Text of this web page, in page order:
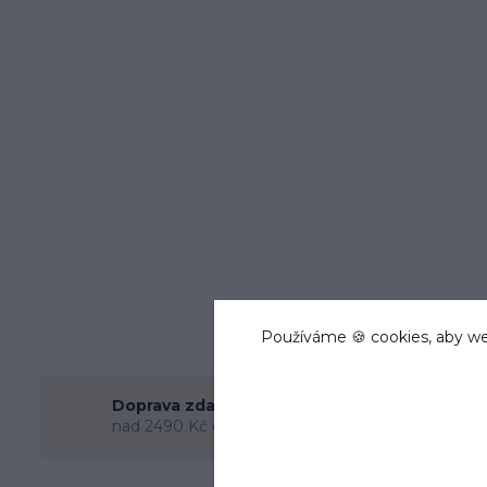
Doprava zdarma
nad 2490 Kč do 27 kg
Používáme 🍪 cookies, aby